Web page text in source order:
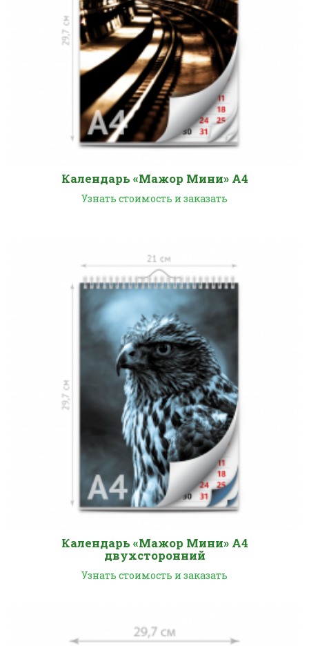
Календарь «Мажор Мини» А4
Узнать стоимость и заказать
Календарь «Мажор Мини» А4
двухсторонний
Узнать стоимость и заказать